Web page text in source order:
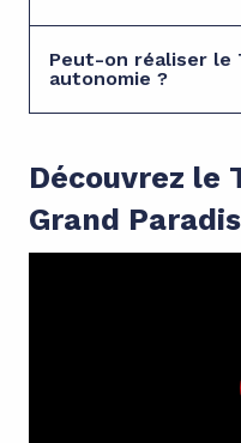
Peut-on réaliser le
autonomie ?
Découvrez le
Grand